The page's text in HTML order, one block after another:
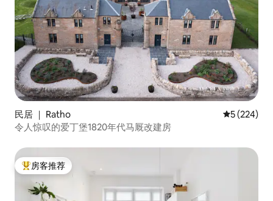
民居 ｜ Ratho 平均评分 5
5 (224)
令人惊叹的爱丁堡1820年代马厩改建房
热门「房客推荐」
房客推荐